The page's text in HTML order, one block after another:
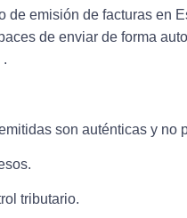
de emisión de facturas en
de enviar de forma
.
son auténticas y no
tributario.